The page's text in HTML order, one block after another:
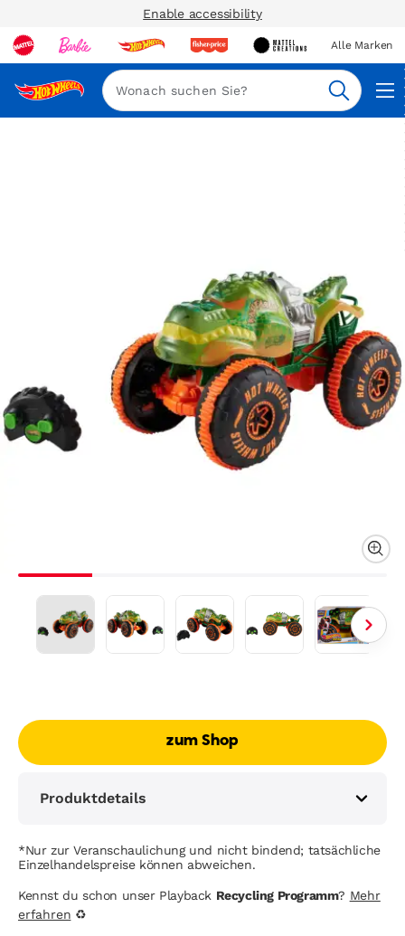
Enable accessibility
Alle Marken
Suche
zum Shop
Produktdetails
*Nur zur Veranschaulichung und nicht bindend; tatsächliche
Einzelhandelspreise können abweichen.
Kennst du schon unser Playback Recycling Programm? Mehr
erfahren ♻